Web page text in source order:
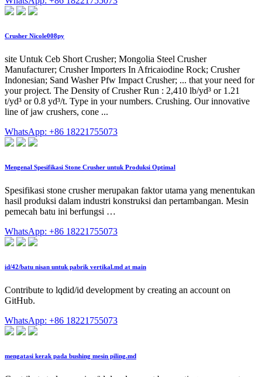
Crusher Nicole008py
site Untuk Ceb Short Crusher; Mongolia Steel Crusher
Manufacturer; Crusher Importers In Africaiodine Rock; Crusher
Indonesian; Sand Washer Pfw Impact Crusher; ... that your need for
your project. The Density of Crusher Run : 2,410 lb/yd³ or 1.21
t/yd³ or 0.8 yd³/t. Type in your numbers. Crushing. Our innovative
line of jaw crushers, cone ...
WhatsApp: +86 18221755073
Mengenal Spesifikasi Stone Crusher untuk Produksi Optimal
Spesifikasi stone crusher merupakan faktor utama yang menentukan
hasil produksi dalam industri konstruksi dan pertambangan. Mesin
pemecah batu ini berfungsi …
WhatsApp: +86 18221755073
id/42/batu nisan untuk pabrik vertikal.md at main
Contribute to lqdid/id development by creating an account on
GitHub.
WhatsApp: +86 18221755073
mengatasi kerak pada bushing mesin piling.md